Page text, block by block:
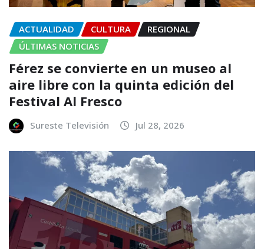
ACTUALIDAD CULTURA
REGIONAL
ÚLTIMAS NOTICIAS
Férez se convierte en un museo al
aire libre con la quinta edición del
Festival Al Fresco
Sureste Televisión Jul 28, 2026